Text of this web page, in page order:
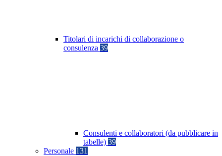
Titolari di incarichi di collaborazione o
consulenza 39
Consulenti e collaboratori (da pubblicare in
tabelle) 39
Personale 131